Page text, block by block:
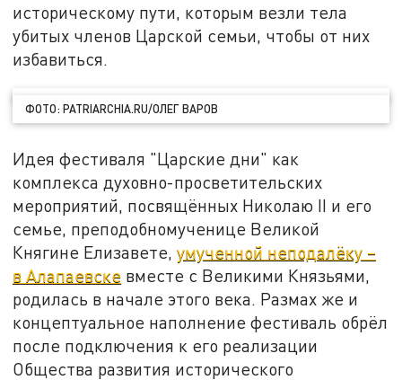
историческому пути, которым везли тела
убитых членов Царской семьи, чтобы от них
избавиться.
ФОТО: PATRIARCHIA.RU/ОЛЕГ ВАРОВ
Идея фестиваля "Царские дни" как
комплекса духовно-просветительских
мероприятий, посвящённых Николаю II и его
семье, преподобномученице Великой
Княгине Елизавете,умученной неподалёку –
в Алапаевске вместе с Великими Князьями,
родилась в начале этого века. Размах же и
концептуальное наполнение фестиваль обрёл
после подключения к его реализации
Общества развития исторического